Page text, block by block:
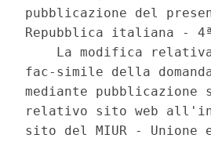
pubblicazione del
Repubblica italiana -
La modifica
fac-simile della
mediante
relativo sito web
sito del MIUR - Unione